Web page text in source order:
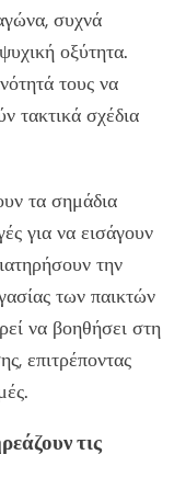
συχνά
οξύτητα.
τους να
τακτικά σχέδια
τα σημάδια
για να εισάγουν
την
των παικτών
να βοηθήσει στη
επιτρέποντας
τις